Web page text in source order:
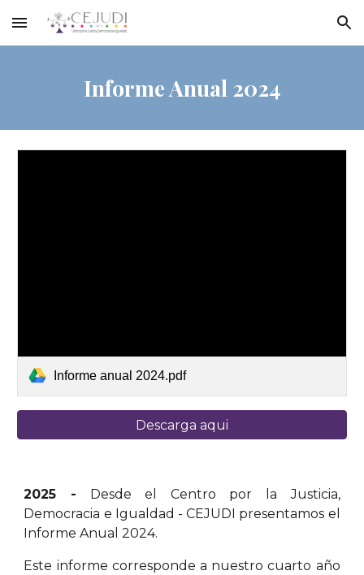
Skip to main content Skip to navigation
Informe Anual 2024
Informe anual 2024.pdf
Descarga aqui
2025 - Desde el Centro por la Justicia,
Democracia e Igualdad - CEJUDI presentamos el
Informe Anual 2024.
Este informe corresponde a nuestro cuarto año